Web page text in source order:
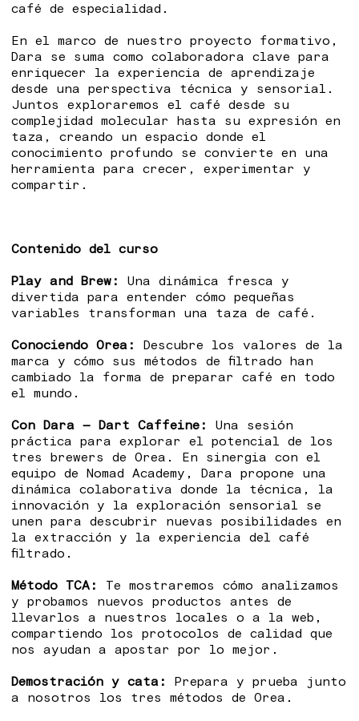
café de especialidad.
En el marco de nuestro proyecto formativo,
Dara se suma como colaboradora clave para
enriquecer la experiencia de aprendizaje
desde una perspectiva técnica y sensorial.
Juntos exploraremos el café desde su
complejidad molecular hasta su expresión en
taza, creando un espacio donde el
conocimiento profundo se convierte en una
herramienta para crecer, experimentar y
compartir.
Contenido del curso
Play and Brew:
Una dinámica fresca y
divertida para entender cómo pequeñas
variables transforman una taza de café.
Conociendo Orea:
Descubre los valores de la
marca y cómo sus métodos de filtrado han
cambiado la forma de preparar café en todo
el mundo.
Con Dara — Dart Caffeine:
Una sesión
práctica para explorar el potencial de los
tres brewers de Orea. En sinergia con el
equipo de Nomad Academy, Dara propone una
dinámica colaborativa donde la técnica, la
innovación y la exploración sensorial se
unen para descubrir nuevas posibilidades en
la extracción y la experiencia del café
filtrado.
Método TCA:
Te mostraremos cómo analizamos
y probamos nuevos productos antes de
llevarlos a nuestros locales o a la web,
compartiendo los protocolos de calidad que
nos ayudan a apostar por lo mejor.
Demostración y cata:
Prepara y prueba junto
a nosotros los tres métodos de Orea.